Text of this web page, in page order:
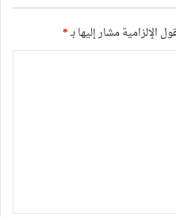
الإلزامية مشار إليها بـ*